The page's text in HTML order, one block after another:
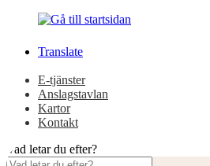
innehåll
huvudmeny
Translate
E-tjänster
Anslagstavlan
Kartor
Kontakt
Vad letar du efter?